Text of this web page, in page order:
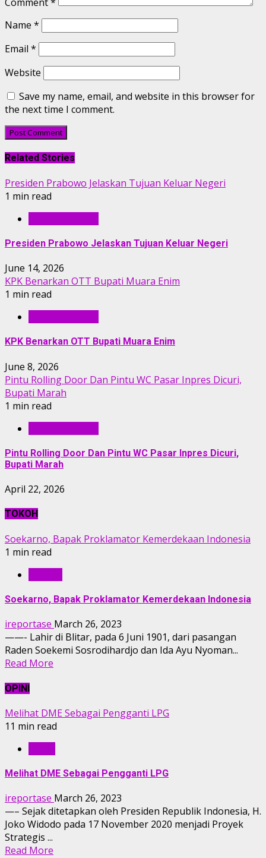
Name *
Email *
Website
Save my name, email, and website in this browser for
the next time I comment.
Related Stories
Presiden Prabowo Jelaskan Tujuan Keluar Negeri
1 min read
Presiden Prabowo Jelaskan Tujuan Keluar Negeri
June 14, 2026
KPK Benarkan OTT Bupati Muara Enim
1 min read
KPK Benarkan OTT Bupati Muara Enim
June 8, 2026
Pintu Rolling Door Dan Pintu WC Pasar Inpres Dicuri,
Bupati Marah
1 min read
Pintu Rolling Door Dan Pintu WC Pasar Inpres Dicuri,
Bupati Marah
April 22, 2026
TOKOH
Soekarno, Bapak Proklamator Kemerdekaan Indonesia
1 min read
Soekarno, Bapak Proklamator Kemerdekaan Indonesia
ireportase March 26, 2023
——- Lahir di Blitar, pada 6 Juni 1901, dari pasangan
Raden Soekemi Sosrodihardjo dan Ida Ayu Nyoman...
Read More
OPINI
Melihat DME Sebagai Pengganti LPG
11 min read
Melihat DME Sebagai Pengganti LPG
ireportase March 26, 2023
—– Sejak ditetapkan oleh Presiden Republik Indonesia, H.
Joko Widodo pada 17 November 2020 menjadi Proyek
Strategis ...
Read More